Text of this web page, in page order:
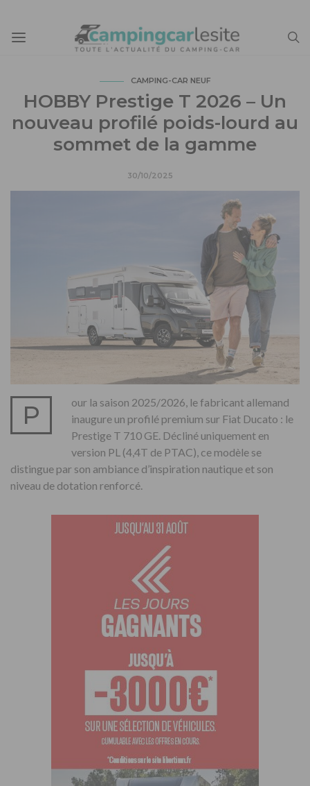
CAMPING-CAR NEUF
HOBBY Prestige T 2026 – Un
nouveau profilé poids-lourd au
sommet de la gamme
30/10/2025
P
our la saison 2025/2026, le fabricant allemand
inaugure un profilé premium sur Fiat Ducato : le
Prestige T 710 GE. Décliné uniquement en
version PL (4,4T de PTAC), ce modèle se
distingue par son ambiance d’inspiration nautique et son
niveau de dotation renforcé.